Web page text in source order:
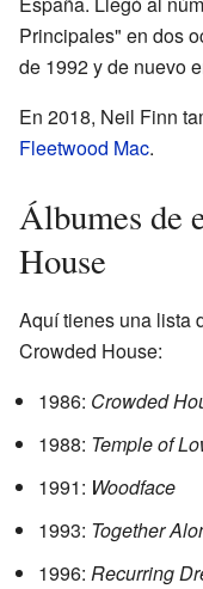
Principales" en dos
de 1992 y de nuevo
En 2018, Neil Finn
Fleetwood Mac.
Álbumes de
House
Aquí tienes una lista
Crowded House:
1986: Crowded
1988: Temple of
1991: Woodface
1993: Together
1996: Recurring